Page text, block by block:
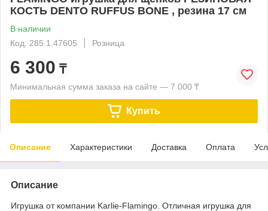
КОСТЬ DENTO RUFFUS BONE , резина 17 см
В наличии
Код: 285.1.47605
Розница
6 300 ₸
Минимальная сумма заказа на сайте — 7 000 ₸
Купить
Описание Характеристики Доставка Оплата
Описание
Игрушка от компании Karlie-Flamingo. Отличная игрушка для